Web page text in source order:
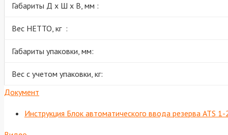
Габариты Д х Ш х В, мм :
Вес НЕТТО, кг :
Габариты упаковки, мм:
Вес с учетом упаковки, кг:
Документ
Инструкция Блок автоматического ввода резерва ATS